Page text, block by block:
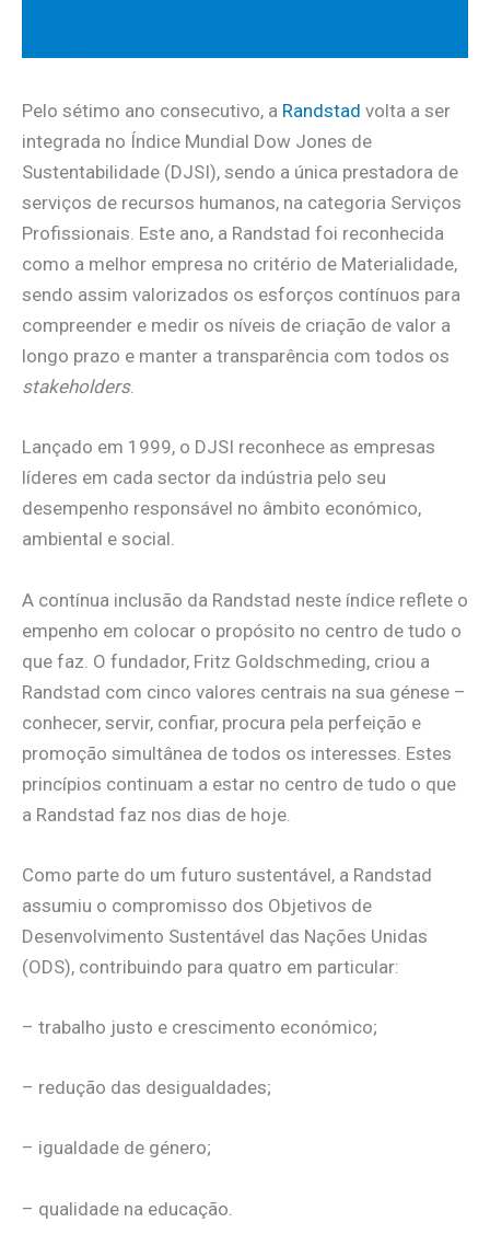
Pelo sétimo ano consecutivo, a Randstad volta a ser
integrada no Índice Mundial Dow Jones de
Sustentabilidade (DJSI), sendo a única prestadora de
serviços de recursos humanos, na categoria Serviços
Profissionais. Este ano, a Randstad foi reconhecida
como a melhor empresa no critério de Materialidade,
sendo assim valorizados os esforços contínuos para
compreender e medir os níveis de criação de valor a
longo prazo e manter a transparência com todos os
stakeholders.
Lançado em 1999, o DJSI reconhece as empresas
líderes em cada sector da indústria pelo seu
desempenho responsável no âmbito económico,
ambiental e social.
A contínua inclusão da Randstad neste índice reflete o
empenho em colocar o propósito no centro de tudo o
que faz. O fundador, Fritz Goldschmeding, criou a
Randstad com cinco valores centrais na sua génese –
conhecer, servir, confiar, procura pela perfeição e
promoção simultânea de todos os interesses. Estes
princípios continuam a estar no centro de tudo o que
a Randstad faz nos dias de hoje.
Como parte do um futuro sustentável, a Randstad
assumiu o compromisso dos Objetivos de
Desenvolvimento Sustentável das Nações Unidas
(ODS), contribuindo para quatro em particular:
– trabalho justo e crescimento económico;
– redução das desigualdades;
– igualdade de género;
– qualidade na educação.